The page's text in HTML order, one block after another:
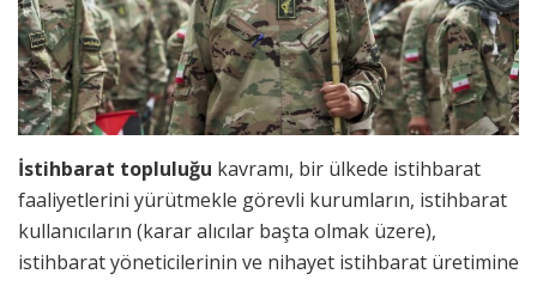
İstihbarat topluluğu kavramı, bir ülkede istihbarat
faaliyetlerini yürütmekle görevli kurumların, istihbarat
kullanıcıların (karar alıcılar başta olmak üzere),
istihbarat yöneticilerinin ve nihayet istihbarat üretimine